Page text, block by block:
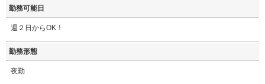
勤務可能日
週２日からOK！
勤務形態
夜勤